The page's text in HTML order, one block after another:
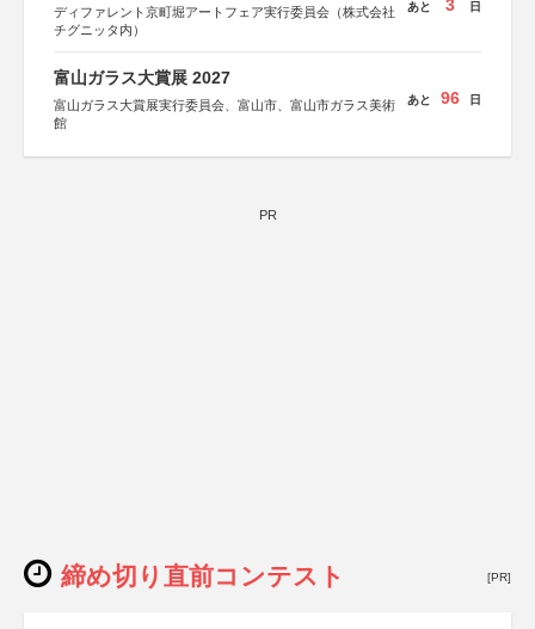
ディファレント京町堀アートフェア実行委員会（株式会社
チグニッタ内）
あと 3 日
富山ガラス大賞展 2027
富山ガラス大賞展実行委員会、富山市、富山市ガラス美術
館
あと 96 日
PR
締め切り直前コンテスト [PR]